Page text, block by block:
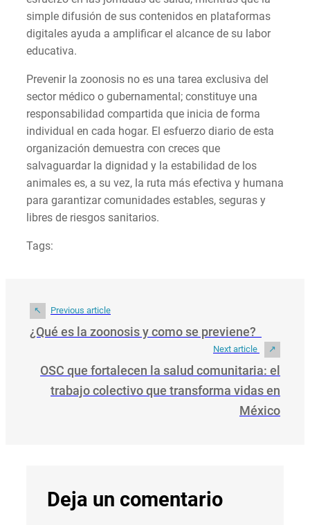
simple difusión de sus contenidos en plataformas
digitales ayuda a amplificar el alcance de su labor
educativa.
Prevenir la zoonosis no es una tarea exclusiva del
sector médico o gubernamental; constituye una
responsabilidad compartida que inicia de forma
individual en cada hogar. El esfuerzo diario de esta
organización demuestra con creces que
salvaguardar la dignidad y la estabilidad de los
animales es, a su vez, la ruta más efectiva y humana
para garantizar comunidades estables, seguras y
libres de riesgos sanitarios.
Tags:
Previous article
¿Qué es la zoonosis y como se previene?
Next article
OSC que fortalecen la salud comunitaria: el
trabajo colectivo que transforma vidas en
México
Deja un comentario